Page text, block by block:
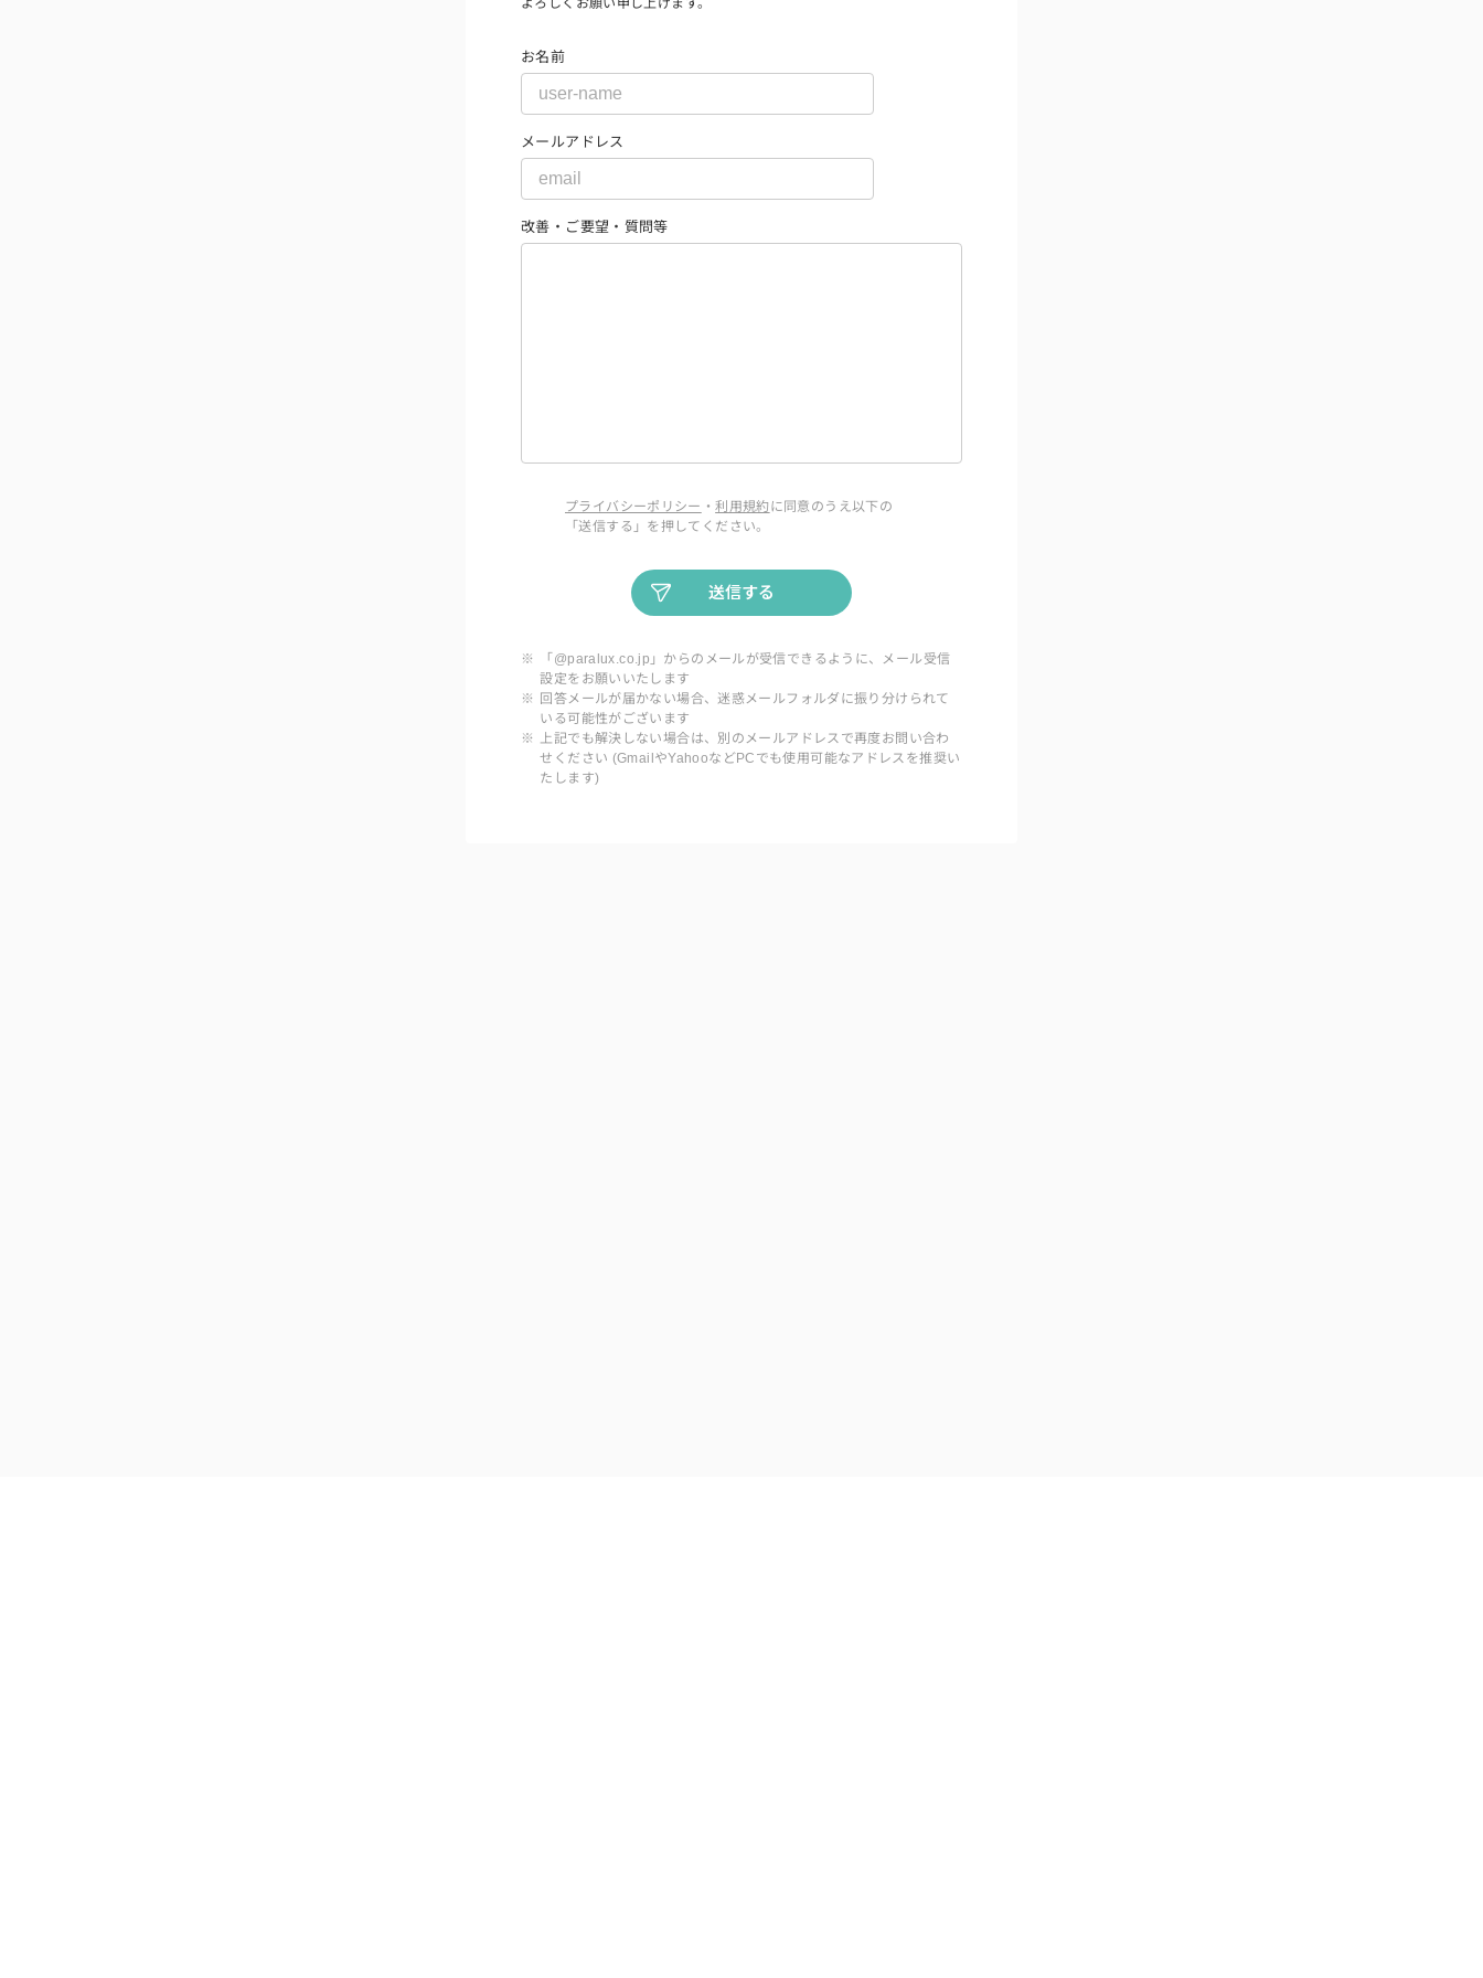
よろしくお願い申し上げます。
お名前
メールアドレス
改善・ご要望・質問等
プライバシーポリシー ・利用規約に同意のうえ以下の
「送信する」を押してください。
送信する
※
「@paralux.co.jp」からのメールが受信できるように、メール受信
設定をお願いいたします
※ 回答メールが届かない場合、迷惑メールフォルダに振り分けられて
いる可能性がございます
※ 上記でも解決しない場合は、別のメールアドレスで再度お問い合わ
せください (GmailやYahooなどPCでも使用可能なアドレスを推奨い
たします)